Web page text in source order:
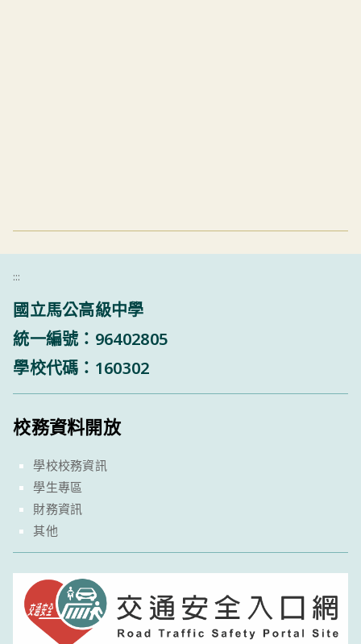
:::
國立馬公高級中學
統一編號：96402805
學校代碼：160302
校務資料開放
學校校務資訊
學生專區
財務資訊
其他